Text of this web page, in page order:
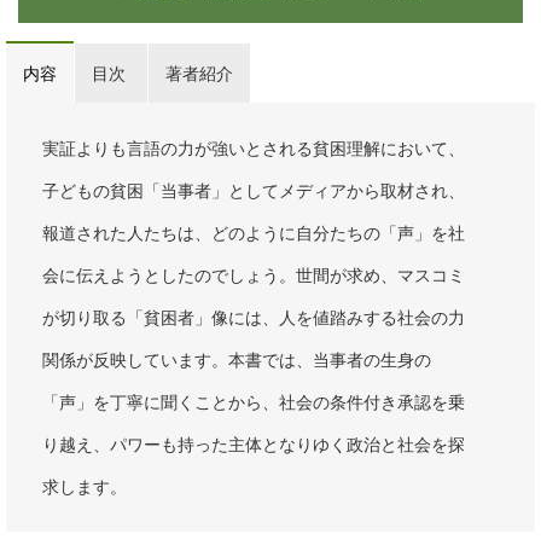
内容 目次 著者紹介
実証よりも言語の力が強いとされる貧困理解において、
子どもの貧困「当事者」としてメディアから取材され、
報道された人たちは、どのように自分たちの「声」を社
会に伝えようとしたのでしょう。世間が求め、マスコミ
が切り取る「貧困者」像には、人を値踏みする社会の力
関係が反映しています。本書では、当事者の生身の
「声」を丁寧に聞くことから、社会の条件付き承認を乗
り越え、パワーも持った主体となりゆく政治と社会を探
求します。